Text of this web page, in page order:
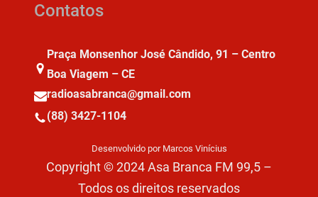
Contatos
Praça Monsenhor José Cândido, 91 – Centro
Boa Viagem – CE
radioasabranca@gmail.com
(88) 3427-1104
Desenvolvido por Marcos Vinícius
Copyright © 2024 Asa Branca FM 99,5 –
Todos os direitos reservados